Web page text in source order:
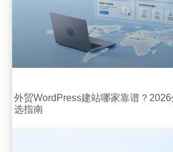
外贸WordPress建站哪家靠谱？
选指南